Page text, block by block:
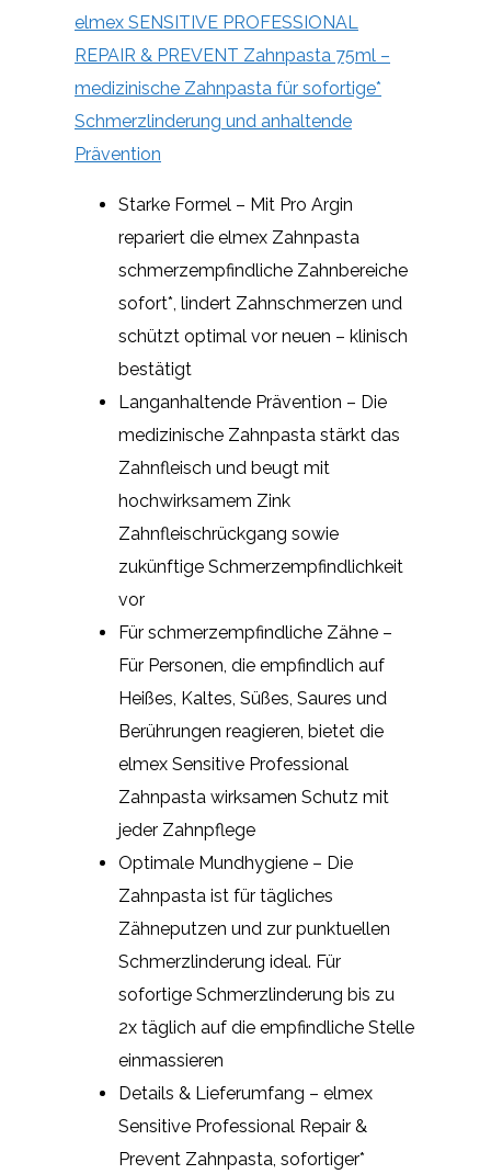
elmex SENSITIVE PROFESSIONAL
REPAIR & PREVENT Zahnpasta 75ml –
medizinische Zahnpasta für sofortige*
Schmerzlinderung und anhaltende
Prävention
Starke Formel – Mit Pro Argin
repariert die elmex Zahnpasta
schmerzempfindliche Zahnbereiche
sofort*, lindert Zahnschmerzen und
schützt optimal vor neuen – klinisch
bestätigt
Langanhaltende Prävention – Die
medizinische Zahnpasta stärkt das
Zahnfleisch und beugt mit
hochwirksamem Zink
Zahnfleischrückgang sowie
zukünftige Schmerzempfindlichkeit
vor
Für schmerzempfindliche Zähne –
Für Personen, die empfindlich auf
Heißes, Kaltes, Süßes, Saures und
Berührungen reagieren, bietet die
elmex Sensitive Professional
Zahnpasta wirksamen Schutz mit
jeder Zahnpflege
Optimale Mundhygiene – Die
Zahnpasta ist für tägliches
Zähneputzen und zur punktuellen
Schmerzlinderung ideal. Für
sofortige Schmerzlinderung bis zu
2x täglich auf die empfindliche Stelle
einmassieren
Details & Lieferumfang – elmex
Sensitive Professional Repair &
Prevent Zahnpasta, sofortiger*